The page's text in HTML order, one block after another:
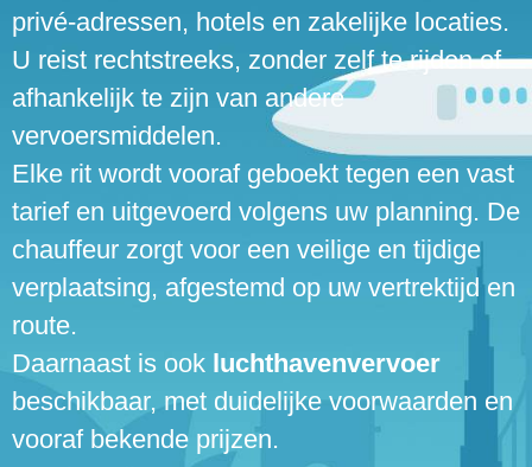
privé-adressen, hotels en zakelijke locaties.
U reist rechtstreeks, zonder zelf te rijden of
afhankelijk te zijn van andere
vervoersmiddelen.
Elke rit wordt vooraf geboekt tegen een vast
tarief en uitgevoerd volgens uw planning. De
chauffeur zorgt voor een veilige en tijdige
verplaatsing, afgestemd op uw vertrektijd en
route.
Daarnaast is ook luchthavenvervoer
beschikbaar, met duidelijke voorwaarden en
vooraf bekende prijzen.